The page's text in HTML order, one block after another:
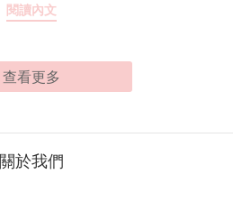
效率 在 Instagram 查看這則貼
閱讀內文
查看更多
關於我們